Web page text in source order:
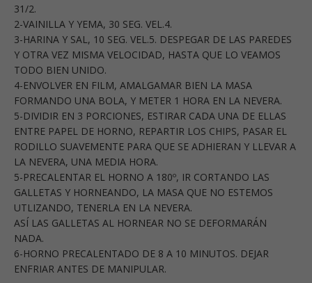
31/2.
2-VAINILLA Y YEMA, 30 SEG. VEL.4.
3-HARINA Y SAL, 10 SEG. VEL.5. DESPEGAR DE LAS PAREDES
Y OTRA VEZ MISMA VELOCIDAD, HASTA QUE LO VEAMOS
TODO BIEN UNIDO.
4-ENVOLVER EN FILM, AMALGAMAR BIEN LA MASA
FORMANDO UNA BOLA, Y METER 1 HORA EN LA NEVERA.
5-DIVIDIR EN 3 PORCIONES, ESTIRAR CADA UNA DE ELLAS
ENTRE PAPEL DE HORNO, REPARTIR LOS CHIPS, PASAR EL
RODILLO SUAVEMENTE PARA QUE SE ADHIERAN Y LLEVAR A
LA NEVERA, UNA MEDIA HORA.
5-PRECALENTAR EL HORNO A 180º, IR CORTANDO LAS
GALLETAS Y HORNEANDO, LA MASA QUE NO ESTEMOS
UTLIZANDO, TENERLA EN LA NEVERA.
ASÍ LAS GALLETAS AL HORNEAR NO SE DEFORMARÁN
NADA.
6-HORNO PRECALENTADO DE 8 A 10 MINUTOS. DEJAR
ENFRIAR ANTES DE MANIPULAR.